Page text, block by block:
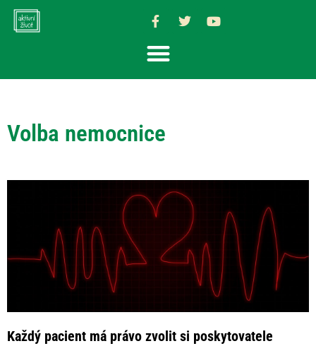
Volba nemocnice
Každý pacient má právo zvolit si poskytovatele